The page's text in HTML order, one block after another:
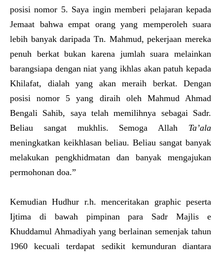
posisi nomor 5. Saya ingin memberi pelajaran kepada
Jemaat bahwa empat orang yang memperoleh suara
lebih banyak daripada Tn. Mahmud, pekerjaan mereka
penuh berkat bukan karena jumlah suara melainkan
barangsiapa dengan niat yang ikhlas akan patuh kepada
Khilafat, dialah yang akan meraih berkat. Dengan
posisi nomor 5 yang diraih oleh Mahmud Ahmad
Bengali Sahib, saya telah memilihnya sebagai Sadr.
Beliau sangat mukhlis. Semoga Allah Ta’ala
meningkatkan keikhlasan beliau. Beliau sangat banyak
melakukan pengkhidmatan dan banyak mengajukan
permohonan doa.”
Kemudian Hudhur r.h. menceritakan graphic peserta
Ijtima di bawah pimpinan para Sadr Majlis e
Khuddamul Ahmadiyah yang berlainan semenjak tahun
1960 kecuali terdapat sedikit kemunduran diantara